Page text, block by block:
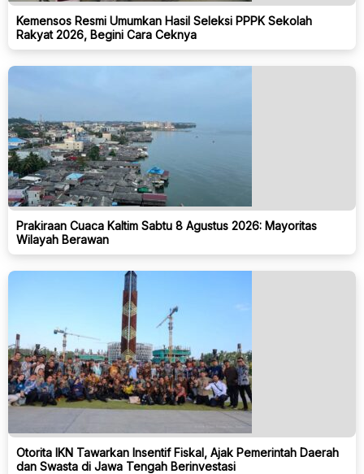
Kemensos Resmi Umumkan Hasil Seleksi PPPK Sekolah
Rakyat 2026, Begini Cara Ceknya
Prakiraan Cuaca Kaltim Sabtu 8 Agustus 2026: Mayoritas
Wilayah Berawan
Otorita IKN Tawarkan Insentif Fiskal, Ajak Pemerintah Daerah
dan Swasta di Jawa Tengah Berinvestasi